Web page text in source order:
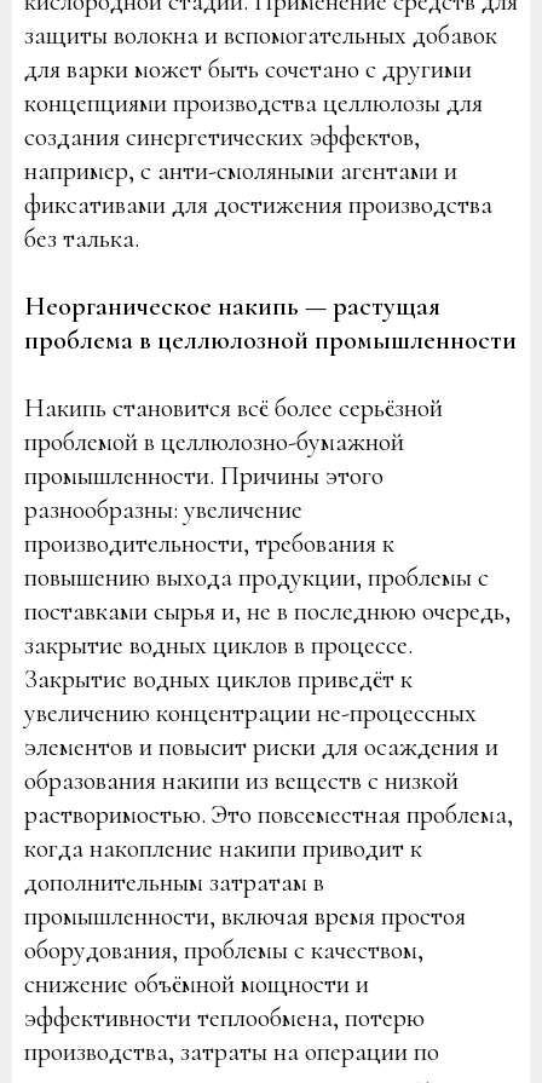
защиты волокна и вспомогательных добавок
для варки может быть сочетано с другими
концепциями производства целлюлозы для
создания синергетических эффектов,
например, с анти-смоляными агентами и
фиксативами для достижения производства
без талька.
Неорганическое накипь — растущая
проблема в целлюлозной промышленности
Накипь становится всё более серьёзной
проблемой в целлюлозно-бумажной
промышленности. Причины этого
разнообразны: увеличение
производительности, требования к
повышению выхода продукции, проблемы с
поставками сырья и, не в последнюю очередь,
закрытие водных циклов в процессе.
Закрытие водных циклов приведёт к
увеличению концентрации не-процессных
элементов и повысит риски для осаждения и
образования накипи из веществ с низкой
растворимостью. Это повсеместная проблема,
когда накопление накипи приводит к
дополнительным затратам в
промышленности, включая время простоя
оборудования, проблемы с качеством,
снижение объёмной мощности и
эффективности теплообмена, потерю
производства, затраты на операции по